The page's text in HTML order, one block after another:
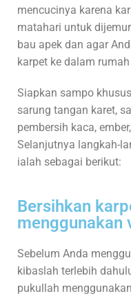
mencucinya karena
matahari untuk
bau apek dan agar
karpet ke dalam
Siapkan sampo
sarung tangan karet,
pembersih kaca,
Selanjutnya langkah-
ialah sebagai berikut:
Bersihkan
menggunakan
Sebelum Anda
kibaslah terlebih
pukullah